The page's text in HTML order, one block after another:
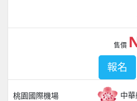
桃園國際機場 中
售價
報名